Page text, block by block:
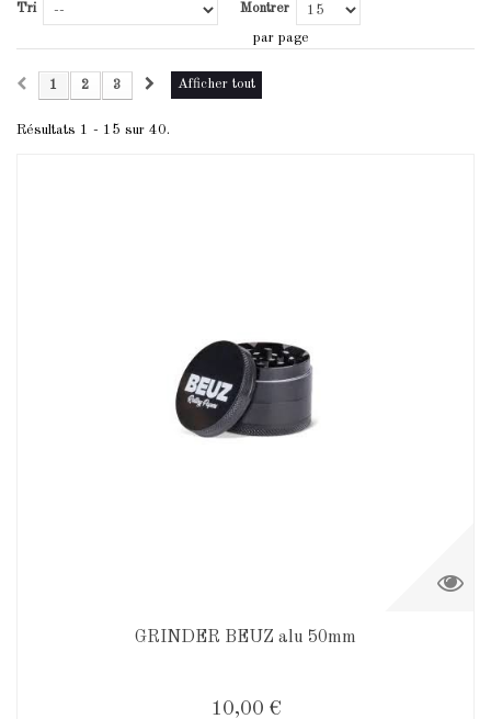
Tri Montrer
par page
Afficher tout
1 2 3
Résultats 1 - 15 sur 40.
GRINDER BEUZ alu 50mm
10,00 €